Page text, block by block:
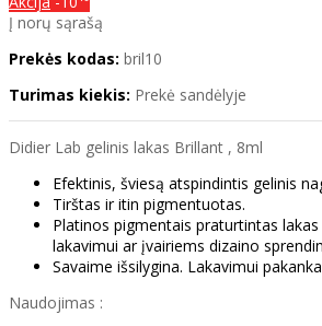
Į norų sąrašą
Prekės kodas: bril10
Turimas kiekis: Prekė sandėlyje
Didier Lab gelinis lakas Brillant , 8ml
Efektinis, šviesą atspindintis gelinis
Tirštas ir itin pigmentuotas.
Platinos pigmentais praturtintas
lakavimui ar įvairiems dizaino
Savaime išsilygina. Lakavimui
Naudojimas :